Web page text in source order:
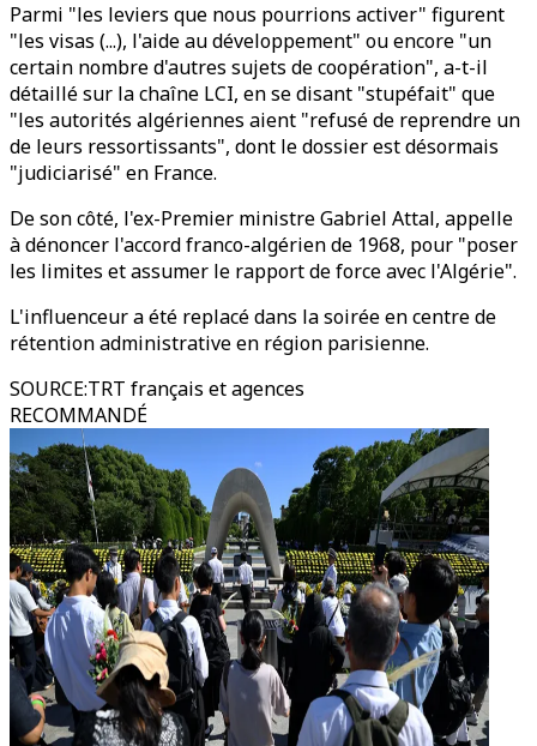
Parmi "les leviers que nous pourrions activer" figurent
"les visas (...), l'aide au développement" ou encore "un
certain nombre d'autres sujets de coopération", a-t-il
détaillé sur la chaîne LCI, en se disant "stupéfait" que
"les autorités algériennes aient "refusé de reprendre un
de leurs ressortissants", dont le dossier est désormais
"judiciarisé" en France.
De son côté, l'ex-Premier ministre Gabriel Attal, appelle
à dénoncer l'accord franco-algérien de 1968, pour "poser
les limites et assumer le rapport de force avec l'Algérie".
L'influenceur a été replacé dans la soirée en centre de
rétention administrative en région parisienne.
SOURCE:TRT français et agences
RECOMMANDÉ